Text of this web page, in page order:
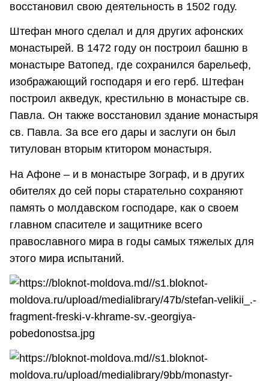
восстановил свою деятельность в 1502 году.
Штефан много сделал и для других афонских
монастырей. В 1472 году он построил башню в
монастыре Ватопед, где сохранился барельеф,
изображающий господаря и его герб. Штефан
построил акведук, крестильню в монастыре св.
Павла. Он также восстановил здание монастыря
св. Павла. За все его дары и заслуги он был
титулован вторым ктитором монастыря.
На Афоне – и в монастыре Зограф, и в других
обителях до сей поры старательно сохраняют
память о молдавском господаре, как о своем
главном спасителе и защитнике всего
православного мира в годы самых тяжелых для
этого мира испытаний.